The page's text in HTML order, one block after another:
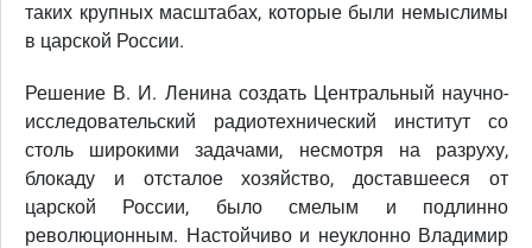
таких крупных масштабах, которые были немыслимы
в царской России.
Решение В. И. Ленина создать Центральный научно-
исследовательский радиотехнический институт со
столь широкими задачами, несмотря на разруху,
блокаду и отсталое хозяйство, доставшееся от
царской России, было смелым и подлинно
революционным. Настойчиво и неуклонно Владимир